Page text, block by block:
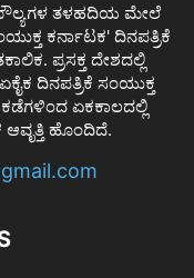
ಮೌಲ್ಯಗಳ ತಳಹದಿಯ ಮೇಲೆ
ಕರ್ನಾಟಕ' ದಿನಪತ್ರಿಕೆ
ಪ್ರಸಕ್ತ ದೇಶದಲ್ಲಿ
ದಿನಪತ್ರಿಕೆ ಸಂಯುಕ್ತ
ಕಡೆಗಳಿಂದ ಏಕಕಾಲದಲ್ಲಿ
ಆವೃತ್ತಿ ಹೊಂದಿದೆ.